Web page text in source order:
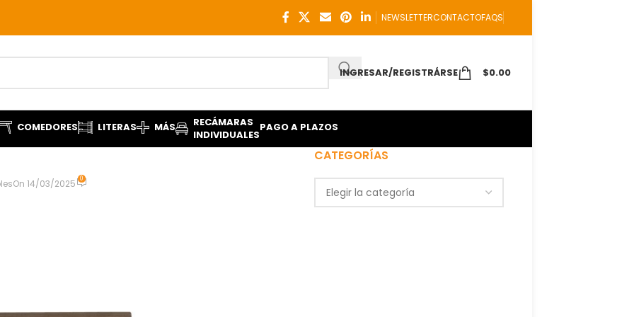
NEWSLETTERCONTACTOFAQS
INGRESAR/REGISTRÁRSE $0.00
COMEDORES LITERAS MÁS
RECÁMARAS
INDIVIDUALES
PAGO A PLAZOS
On 14/03/2025 0
CATEGORÍAS